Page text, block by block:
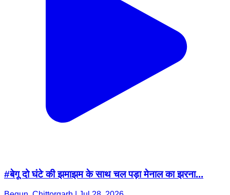
#बेगू दो घंटे की झमाझम के साथ चल पड़ा मेनाल का झरना...